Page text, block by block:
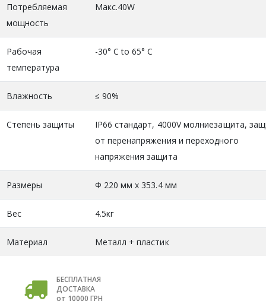
Потребляемая
мощность
Макс.40W
Рабочая
температура
-30° C to 65° C
Влажность ≤ 90%
Степень защиты
IP66 стандарт, 4000V молниезащита,
от перенапряжения и переходного
напряжения защита
Размеры Φ 220 мм x 353.4 мм
Вес 4.5кг
Материал Металл + пластик
БЕСПЛАТНАЯ
ДОСТАВКА
от 10000 ГРН